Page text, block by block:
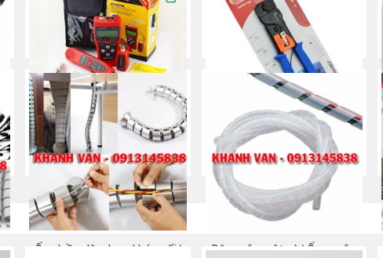
MÁY TEST MẠNG NF-308
Mua ngay
Kìm bấm mạng RJ45 –
SUNKIT
Mua ngay
Ống luồn dây dạng khớp nối/
Dây xoắn ruột gà/ Ống xoắn